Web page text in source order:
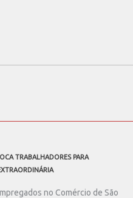
TRABALHADORES PARA
no Comércio de São